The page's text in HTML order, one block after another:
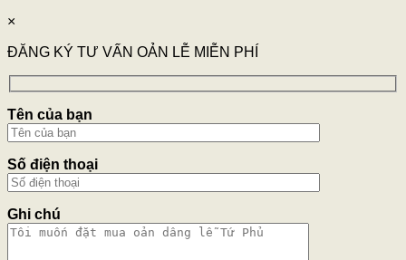
×
ĐĂNG KÝ TƯ VẤN OẢN LỄ MIỄN PHÍ
Tên của bạn
Số điện thoại
Ghi chú